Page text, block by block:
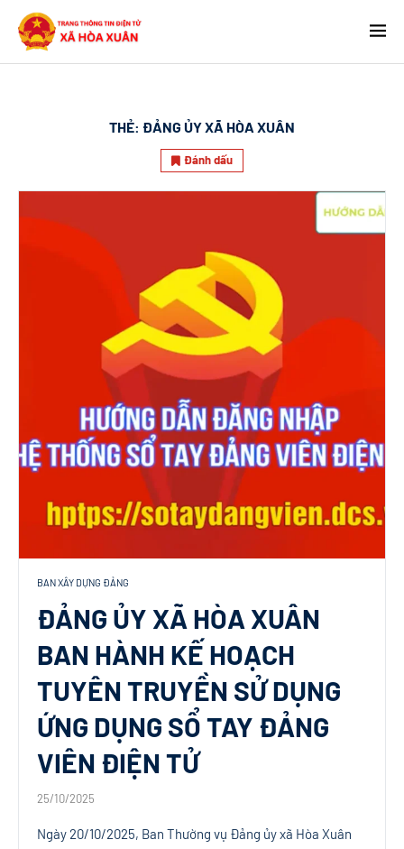
THẺ: ĐẢNG ỦY XÃ HÒA XUÂN
Đánh dấu
BAN XÂY DỰNG ĐẢNG
ĐẢNG ỦY XÃ HÒA XUÂN
BAN HÀNH KẾ HOẠCH
TUYÊN TRUYỀN SỬ DỤNG
ỨNG DỤNG SỔ TAY ĐẢNG
VIÊN ĐIỆN TỬ
25/10/2025
Ngày 20/10/2025, Ban Thường vụ Đảng ủy xã Hòa Xuân